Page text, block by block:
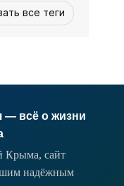
все теги
— всё о жизни
Крыма, сайт
надёжным